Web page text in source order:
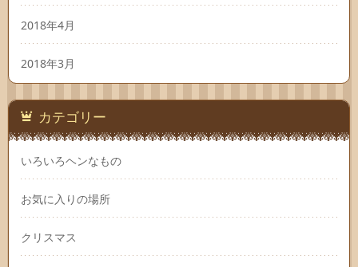
2018年4月
2018年3月
カテゴリー
いろいろヘンなもの
お気に入りの場所
クリスマス